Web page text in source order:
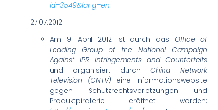
id=3549&lang=en
27.07.2012
Am 9. April 2012 ist durch das Office of
Leading Group of the National Campaign
Against IPR Infringements and Counterfeits
und organisiert durch China Network
Television (CNTV) eine Informationswebsite
gegen Schutzrechtsverletzungen und
Produktpiraterie eröffnet worden: